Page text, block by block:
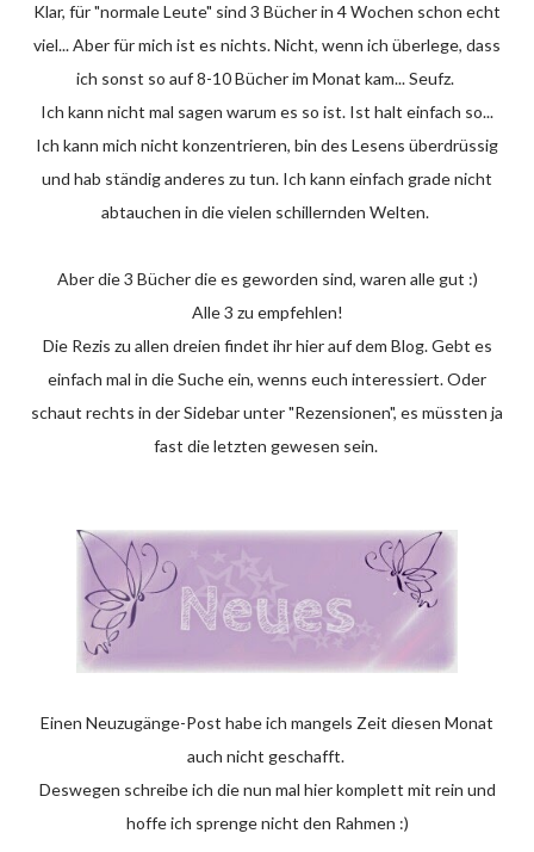
Klar, für "normale Leute" sind 3 Bücher in 4 Wochen schon echt
viel... Aber für mich ist es nichts. Nicht, wenn ich überlege, dass
ich sonst so auf 8-10 Bücher im Monat kam... Seufz.
Ich kann nicht mal sagen warum es so ist. Ist halt einfach so...
Ich kann mich nicht konzentrieren, bin des Lesens überdrüssig
und hab ständig anderes zu tun. Ich kann einfach grade nicht
abtauchen in die vielen schillernden Welten.
Aber die 3 Bücher die es geworden sind, waren alle gut :)
Alle 3 zu empfehlen!
Die Rezis zu allen dreien findet ihr hier auf dem Blog. Gebt es
einfach mal in die Suche ein, wenns euch interessiert. Oder
schaut rechts in der Sidebar unter "Rezensionen", es müssten ja
fast die letzten gewesen sein.
Einen Neuzugänge-Post habe ich mangels Zeit diesen Monat
auch nicht geschafft.
Deswegen schreibe ich die nun mal hier komplett mit rein und
hoffe ich sprenge nicht den Rahmen :)